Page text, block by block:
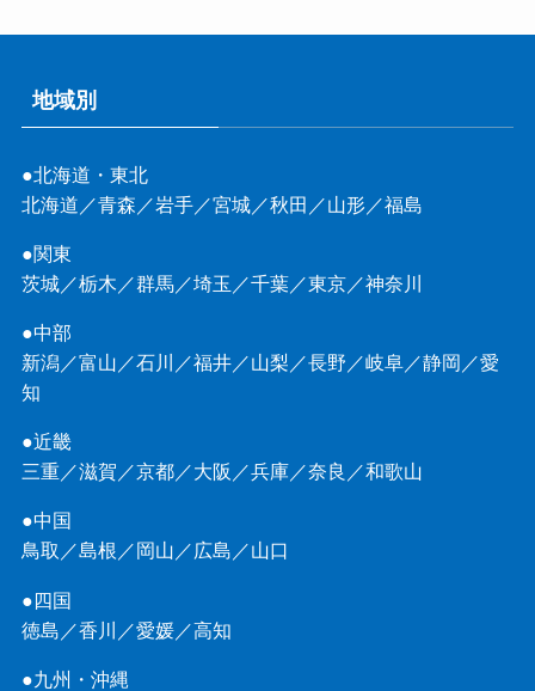
地域別
●北海道・東北
北海道 ／青森 ／岩手／宮城／秋田 ／山形／福島
●関東
茨城／栃木 ／群馬／埼玉 ／千葉／東京／神奈川
●中部
新潟／富山 ／石川 ／福井／山梨 ／長野 ／岐阜／静岡 ／愛
知
●近畿
三重／滋賀 ／京都／大阪 ／兵庫／奈良 ／和歌山
●中国
鳥取 ／島根 ／ 岡山 ／ 広島 ／山口
●四国
徳島 ／香川 ／愛媛／高知
●九州・沖縄